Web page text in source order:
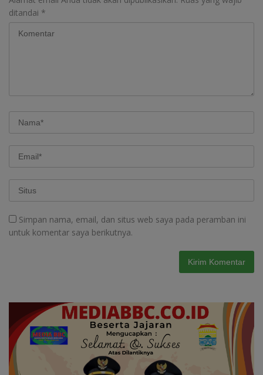
ditandai *
Simpan nama, email, dan situs web saya pada peramban ini
untuk komentar saya berikutnya.